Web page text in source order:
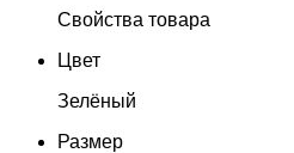
Свойства товара
Цвет
Зелёный
Размер